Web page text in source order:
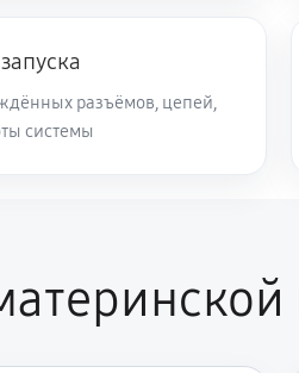
разъёмов, цепей,
системы